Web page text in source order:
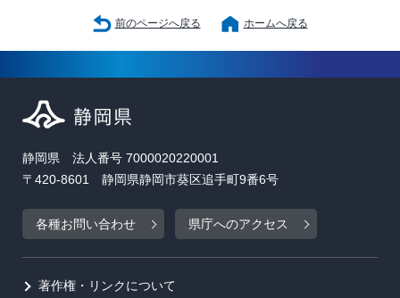
前のページへ戻る ホームへ戻る
静岡県 法人番号 7000020220001
〒420-8601 静岡県静岡市葵区追手町9番6号
各種お問い合わせ 県庁へのアクセス
著作権・リンクについて